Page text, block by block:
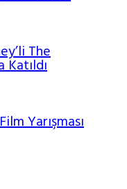
The
Katıldı
Yarışması